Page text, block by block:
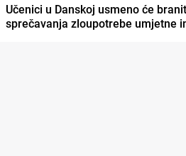
Učenici u Danskoj usmeno će
sprečavanja zloupotrebe umjetne